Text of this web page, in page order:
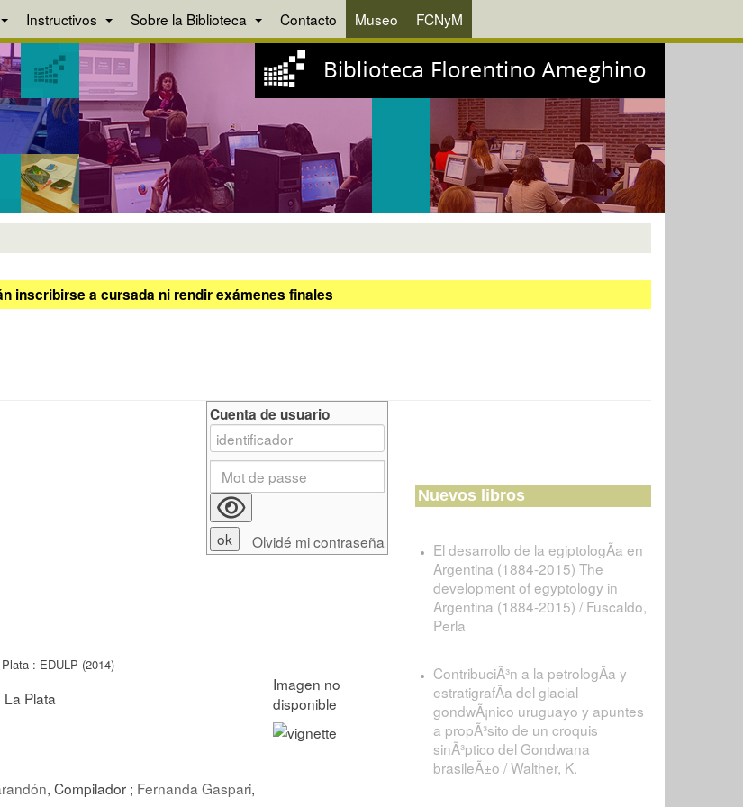
Instructivos Sobre la Biblioteca Contacto Museo FCNyM
inscribirse a cursada ni rendir exámenes finales
: EDULP (2014)
Plata
, Compilador ; Fernanda Gaspari,
Cuenta de usuario
Olvidé mi contraseña
Nuevos libros
El desarrollo de la egiptologÃ­a en
Argentina (1884-2015) The
development of egyptology in
Argentina (1884-2015) / Fuscaldo,
Perla
ContribuciÃ³n a la petrologÃ­a y
estratigrafÃ­a del glacial
gondwÃ¡nico uruguayo y apuntes
a propÃ³sito de un croquis
sinÃ³ptico del Gondwana
brasileÃ±o / Walther, K.